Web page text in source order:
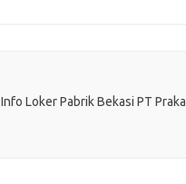
Info Loker Pabrik Bekasi PT